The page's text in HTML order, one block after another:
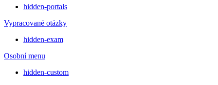
hidden-portals
Vypracované otázky
hidden-exam
Osobní menu
hidden-custom